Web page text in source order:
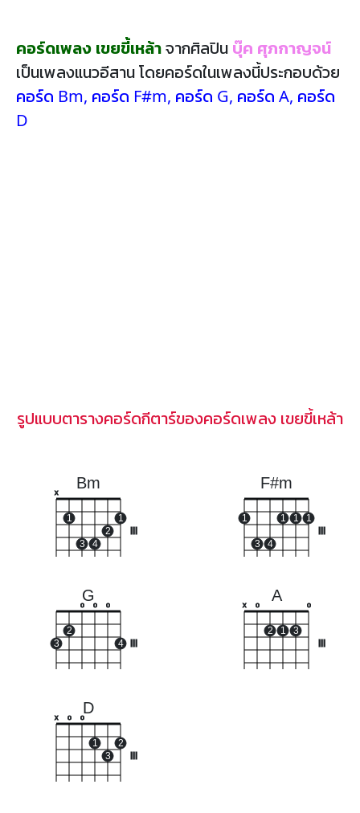
คอร์ดเพลง เขยขี้เหล้าจากศิลปิน บุ๊ค ศุภกาญจน์
เป็นเพลงแนวอีสาน โดยคอร์ดในเพลงนี้ประกอบด้วย
คอร์ด Bm, คอร์ด F#m, คอร์ด G, คอร์ด A, คอร์ด
D
รูปแบบตารางคอร์ดกีตาร์ของคอร์ดเพลง เขยขี้เหล้า
Bm
x
1
3 4
2
1
F#m
1
3 4
1 1 1
G
3
2
o o o
4
A
x o
2 1 3
o
D
x o o
1
3
2